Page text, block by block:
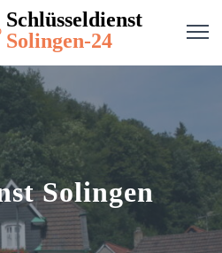
Schlüsseldienst
Solingen-24
Solingen